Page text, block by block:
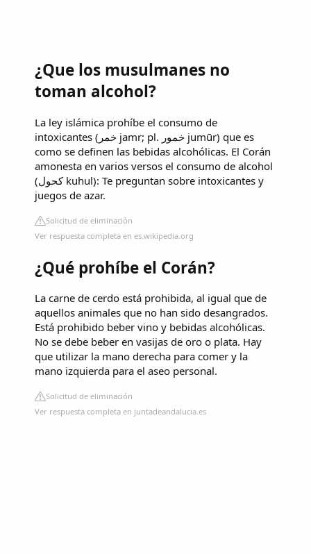
¿Que los musulmanes no
toman alcohol?
La ley islámica prohíbe el consumo de
intoxicantes (خمر jamr; pl. خمور jumūr) que es
como se definen las bebidas alcohólicas. El Corán
amonesta en varios versos el consumo de alcohol
(كحول kuhul): Te preguntan sobre intoxicantes y
juegos de azar.
Solicitud de eliminación
Ver respuesta completa en es.wikipedia.org
¿Qué prohíbe el Corán?
La carne de cerdo está prohibida, al igual que de
aquellos animales que no han sido desangrados.
Está prohibido beber vino y bebidas alcohólicas.
No se debe beber en vasijas de oro o plata. Hay
que utilizar la mano derecha para comer y la
mano izquierda para el aseo personal.
Solicitud de eliminación
Ver respuesta completa en juntadeandalucia.es